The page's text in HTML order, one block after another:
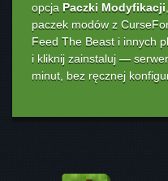
opcja Paczki Modyfikacji
paczek modów z
Feed The Beast i innych
i kliknij zainstaluj —
minut, bez ręcznej